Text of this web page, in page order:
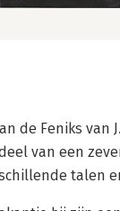
de Feniks van
van een
talen